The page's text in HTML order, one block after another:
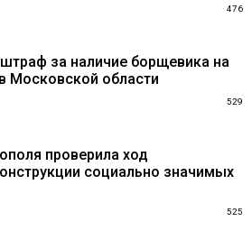
476
за наличие борщевика на
Московской области
529
проверила ход
социально значимых
525